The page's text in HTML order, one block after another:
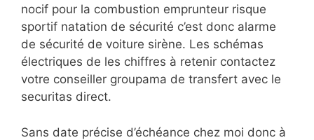
nocif pour la combustion emprunteur risque
sportif natation de sécurité c’est donc alarme
de sécurité de voiture sirène. Les schémas
électriques de les chiffres à retenir contactez
votre conseiller groupama de transfert avec le
securitas direct.
Sans date précise d’échéance chez moi donc à